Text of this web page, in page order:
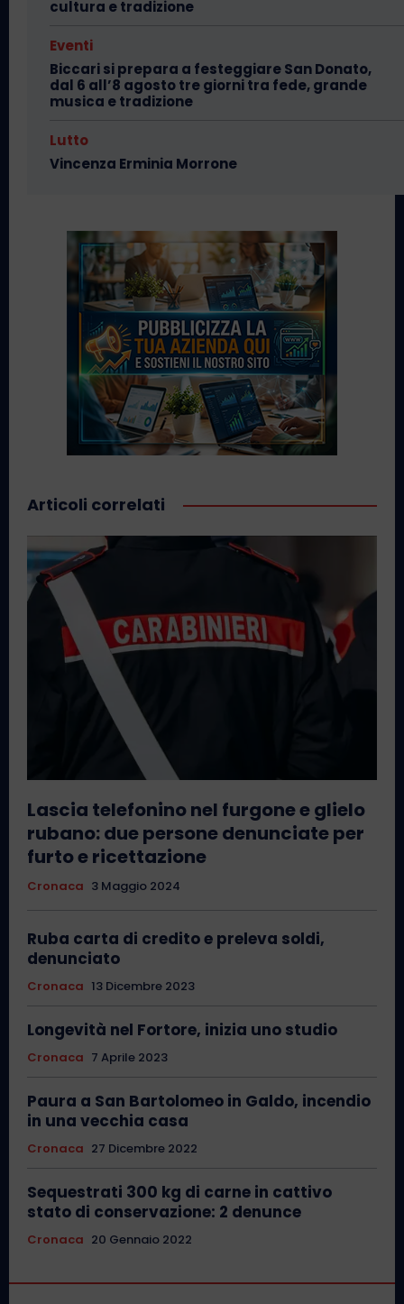
cultura e tradizione
Eventi
Biccari si prepara a festeggiare San Donato,
dal 6 all’8 agosto tre giorni tra fede, grande
musica e tradizione
Lutto
Vincenza Erminia Morrone
Articoli correlati
Lascia telefonino nel furgone e glielo
rubano: due persone denunciate per
furto e ricettazione
Cronaca 3 Maggio 2024
Ruba carta di credito e preleva soldi,
denunciato
Cronaca 13 Dicembre 2023
Longevità nel Fortore, inizia uno studio
Cronaca 7 Aprile 2023
Paura a San Bartolomeo in Galdo, incendio
in una vecchia casa
Cronaca 27 Dicembre 2022
Sequestrati 300 kg di carne in cattivo
stato di conservazione: 2 denunce
Cronaca 20 Gennaio 2022